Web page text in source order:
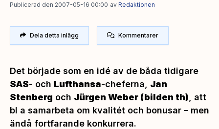
Publicerad den 2007-05-16 00:00 av Redaktionen
Dela detta inlägg Kommentarer
Det började som en idé av de båda tidigare
SAS- och Lufthansa-cheferna, Jan
Stenberg och Jürgen Weber (bilden th)
att
bl a samarbeta om kvalitét och bonusar – men
ändå fortfarande konkurrera.